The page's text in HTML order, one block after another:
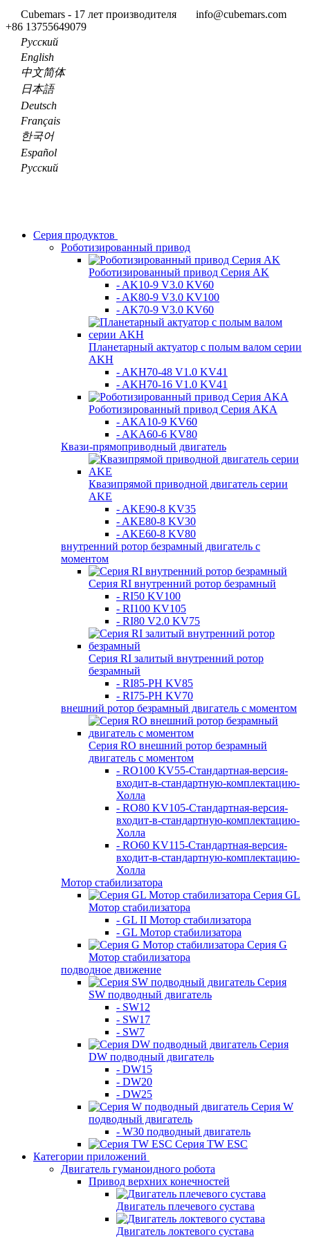
Cubemars - 17 лет производителя
info@cubemars.com
+86 13755649079
Pусский
English
中文简体
日本語
Deutsch
Français
한국어
Español
Pусский
Серия продуктов
Роботизированный привод
Роботизированный привод Серия AK
- AK10-9 V3.0 KV60
- AK80-9 V3.0 KV100
- AK70-9 V3.0 KV60
Планетарный актуатор с полым валом серии
AKH
- AKH70-48 V1.0 KV41
- AKH70-16 V1.0 KV41
Роботизированный привод Серия AKA
- AKA10-9 KV60
- AKA60-6 KV80
Квази-прямоприводный двигатель
Квазипрямой приводной двигатель серии
AKE
- AKE90-8 KV35
- AKE80-8 KV30
- AKE60-8 KV80
внутренний ротор безрамный двигатель с
моментом
Серия RI внутренний ротор безрамный
- RI50 KV100
- RI100 KV105
- RI80 V2.0 KV75
Серия RI залитый внутренний ротор
безрамный
- RI85-PH KV85
- RI75-PH KV70
внешний ротор безрамный двигатель с моментом
Серия RO внешний ротор безрамный
двигатель с моментом
- RO100 KV55-Стандартная-версия-
входит-в-стандартную-комплектацию-
Холла
- RO80 KV105-Стандартная-версия-
входит-в-стандартную-комплектацию-
Холла
- RO60 KV115-Стандартная-версия-
входит-в-стандартную-комплектацию-
Холла
Мотор стабилизатора
Серия GL
Мотор стабилизатора
- GL II Мотор стабилизатора
- GL Мотор стабилизатора
Серия G
Мотор стабилизатора
подводное движение
Серия
SW подводный двигатель
- SW12
- SW17
- SW7
Серия
DW подводный двигатель
- DW15
- DW20
- DW25
Серия W
подводный двигатель
- W30 подводный двигатель
Серия TW ESC
Категории приложений
Двигатель гуманоидного робота
Привод верхних конечностей
Двигатель плечевого сустава
Двигатель локтевого сустава